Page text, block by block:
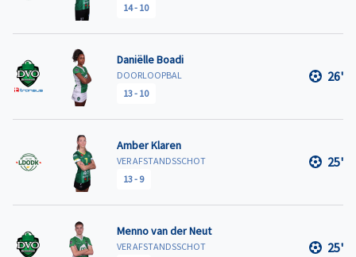
14- 10
Daniëlle Boadi
DOORLOOPBAL
13- 10
26'
Amber Klaren
VER AFSTANDSSCHOT
13- 9
25'
Menno van der Neut
VER AFSTANDSSCHOT
25'